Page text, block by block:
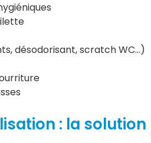
désodorisant, scratch WC…)
: la